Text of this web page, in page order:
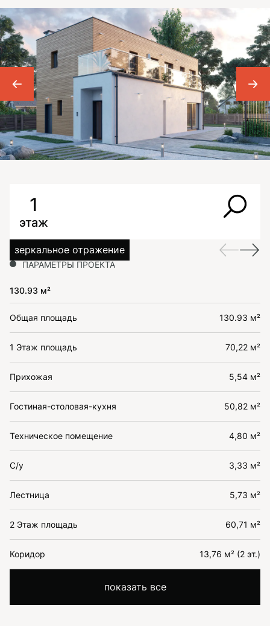
1
этаж
зеркальное отражение
ПАРАМЕТРЫ ПРОЕКТА
130.93 м²
Общая площадь 130.93 м²
1 Этаж площадь 70,22 м²
Прихожая 5,54 м²
Гостиная-столовая-кухня 50,82 м²
Техническое помещение 4,80 м²
С/у 3,33 м²
Лестница 5,73 м²
2 Этаж площадь 60,71 м²
Коридор 13,76 м² (2 эт.)
показать все